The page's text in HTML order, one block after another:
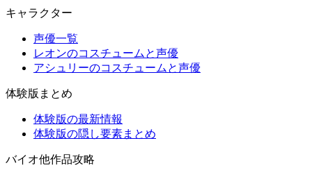
キャラクター
声優一覧
レオンのコスチュームと声優
アシュリーのコスチュームと声優
体験版まとめ
体験版の最新情報
体験版の隠し要素まとめ
バイオ他作品攻略